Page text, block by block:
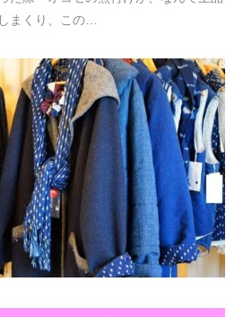
まくり、この…